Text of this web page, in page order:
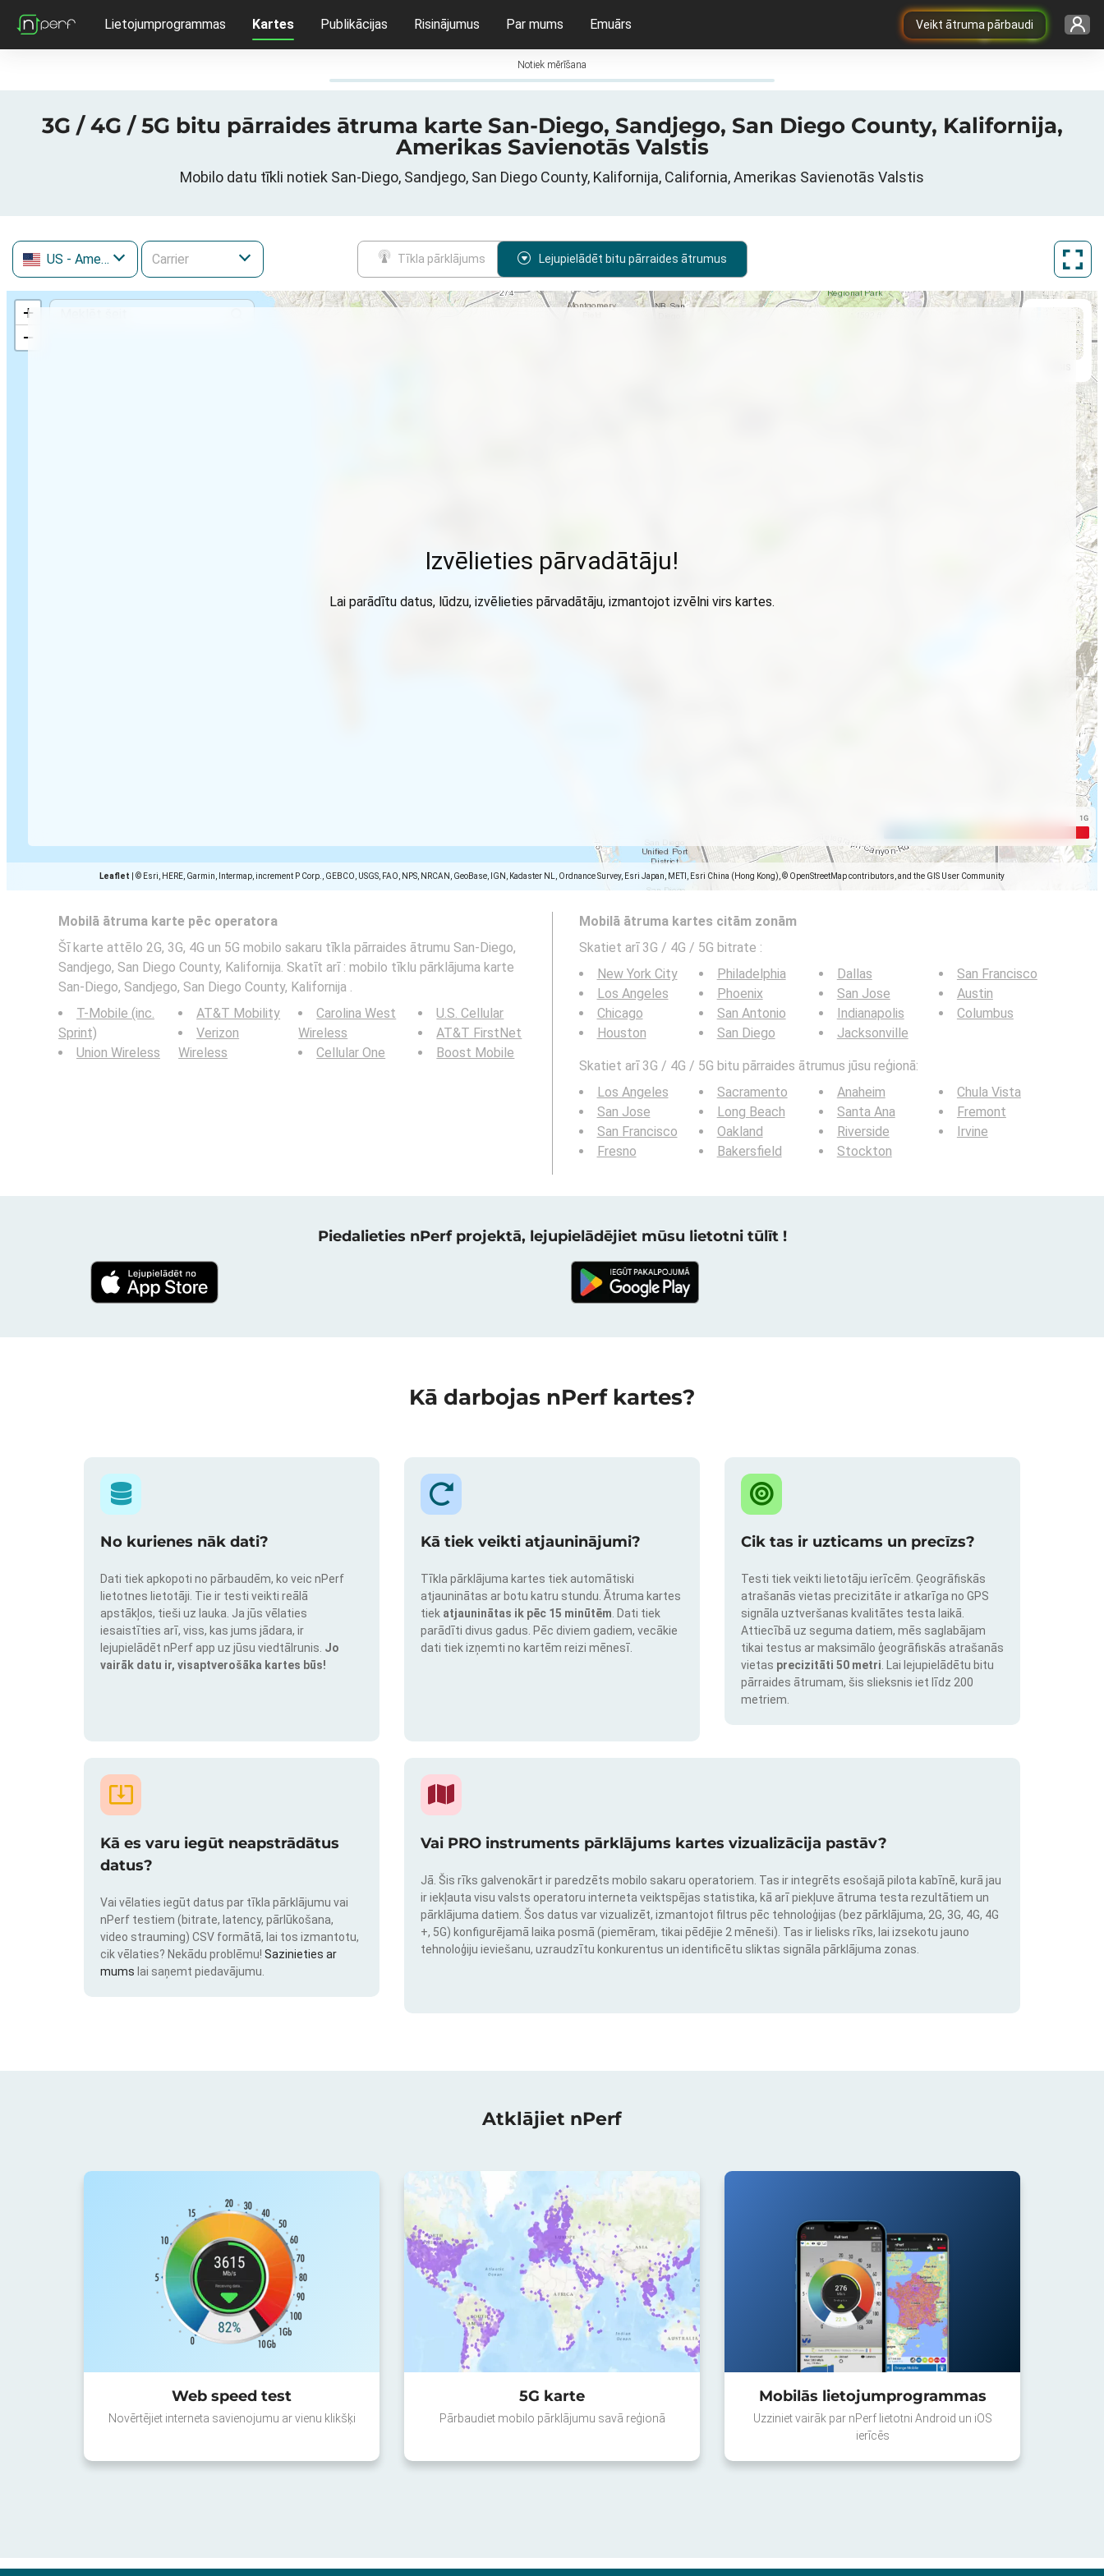
Veikt ātruma pārbaudi
Lietojumprogrammas Kartes Publikācijas Risinājumus Par mums Emuārs
Notiek mērīšana
3G / 4G / 5G bitu pārraides ātruma karte San-Diego, Sandjego, San Diego County, Kalifornija,
Amerikas Savienotās Valstis
Mobilo datu tīkli notiek San-Diego, Sandjego, San Diego County, Kalifornija, California, Amerikas Savienotās Valstis
US - Amerikas Savienotās Valstis Tīkla pārklājums Lejupielādēt bitu pārraides ātrumus
+
−
Leaflet © Esri, HERE, Garmin, Intermap, increment P Corp., GEBCO, USGS, FAO, NPS, NRCAN, GeoBase, IGN, Kadaster NL, Ordnance Survey, Esri Japan, METI, Esri China (Hong Kong), © OpenStreetMap contributors, and the GIS User Community
Izvēlieties pārvadātāju!
Lai parādītu datus, lūdzu, izvēlieties pārvadātāju, izmantojot izvēlni virs kartes.
Mobilā ātruma karte pēc operatora
Šī karte attēlo 2G, 3G, 4G un 5G mobilo sakaru tīkla pārraides ātrumu San-Diego,
Sandjego, San Diego County, Kalifornija. Skatīt arī : mobilo tīklu pārklājuma karte
San-Diego, Sandjego, San Diego County, Kalifornija .
T-Mobile (inc.
Sprint)
Union Wireless
AT&T Mobility
Verizon
Wireless
Carolina West
Wireless
Cellular One
U.S. Cellular
AT&T FirstNet
Boost Mobile
Mobilā ātruma kartes citām zonām
Skatiet arī 3G / 4G / 5G bitrate :
New York City
Los Angeles
Chicago
Houston
Philadelphia
Phoenix
San Antonio
San Diego
Dallas
San Jose
Indianapolis
Jacksonville
San Francisco
Austin
Columbus
Skatiet arī 3G / 4G / 5G bitu pārraides ātrumus jūsu reģionā:
Los Angeles
San Jose
San Francisco
Fresno
Sacramento
Long Beach
Oakland
Bakersfield
Anaheim
Santa Ana
Riverside
Stockton
Chula Vista
Fremont
Irvine
Piedalieties nPerf projektā, lejupielādējiet mūsu lietotni tūlīt !
Kā darbojas nPerf kartes?
No kurienes nāk dati?
Dati tiek apkopoti no pārbaudēm, ko veic nPerf
lietotnes lietotāji. Tie ir testi veikti reālā
apstākļos, tieši uz lauka. Ja jūs vēlaties
iesaistīties arī, viss, kas jums jādara, ir
lejupielādēt nPerf app uz jūsu viedtālrunis. Jo
vairāk datu ir, visaptverošāka kartes būs!
Kā tiek veikti atjauninājumi?
Tīkla pārklājuma kartes tiek automātiski
atjauninātas ar botu katru stundu. Ātruma kartes
tiek atjauninātas ik pēc 15 minūtēm . Dati tiek
parādīti divus gadus. Pēc diviem gadiem, vecākie
dati tiek izņemti no kartēm reizi mēnesī.
Cik tas ir uzticams un precīzs?
Testi tiek veikti lietotāju ierīcēm. Ģeogrāfiskās
atrašanās vietas precizitāte ir atkarīga no GPS
signāla uztveršanas kvalitātes testa laikā.
Attiecībā uz seguma datiem, mēs saglabājam
tikai testus ar maksimālo ģeogrāfiskās atrašanās
vietas precizitāti 50 metri . Lai lejupielādētu bitu
pārraides ātrumam, šis slieksnis iet līdz 200
metriem.
Kā es varu iegūt neapstrādātus
datus?
Vai vēlaties iegūt datus par tīkla pārklājumu vai
nPerf testiem (bitrate, latency, pārlūkošana,
video strauming) CSV formātā, lai tos izmantotu,
cik vēlaties? Nekādu problēmu! Sazinieties ar
mums lai saņemt piedavājumu.
Vai PRO instruments pārklājums kartes vizualizācija pastāv?
Jā. Šis rīks galvenokārt ir paredzēts mobilo sakaru operatoriem. Tas ir integrēts esošajā pilota kabīnē, kurā jau
ir iekļauta visu valsts operatoru interneta veiktspējas statistika, kā arī piekļuve ātruma testa rezultātiem un
pārklājuma datiem. Šos datus var vizualizēt, izmantojot filtrus pēc tehnoloģijas (bez pārklājuma, 2G, 3G, 4G, 4G
+, 5G) konfigurējamā laika posmā (piemēram, tikai pēdējie 2 mēneši). Tas ir lielisks rīks, lai izsekotu jauno
tehnoloģiju ieviešanu, uzraudzītu konkurentus un identificētu sliktas signāla pārklājuma zonas.
Atklājiet nPerf
Web speed test
Novērtējiet interneta savienojumu ar vienu klikšķi
5G karte
Pārbaudiet mobilo pārklājumu savā reģionā
Mobilās lietojumprogrammas
Uzziniet vairāk par nPerf lietotni Android un iOS
ierīcēs